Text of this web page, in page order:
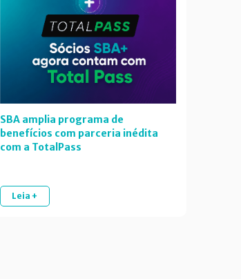
SBA amplia programa de
benefícios com parceria inédita
com a TotalPass
Leia +